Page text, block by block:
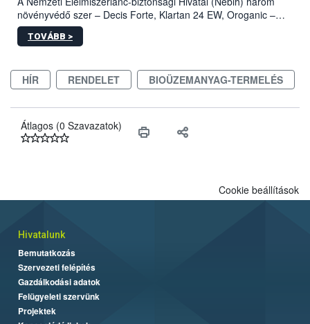
növényvédő szer – Decis Forte, Klartan 24 EW, Oroganic –
engedélyokiratát módosította, így azok a szüretet követően,
egészen a vesszőérettség (BBCH 91) stádiumáig
érésű szőlőkben is legyen lehetőség a károsító elleni további
védekezésre. Az Oroganic készítmény kis kiszerelésben kiskerti
felhasználók számára is elérhető és ökológiai termesztésben is
engedélyezett.
TOVÁBB >
HÍR RENDELET BIOÜZEMANYAG-TERMELÉS
Átlagos (0 Szavazatok)
Cookie beállítások
Hivatalunk
Bemutatkozás
Szervezeti felépítés
Gazdálkodási adatok
Felügyeleti szervünk
Projektek